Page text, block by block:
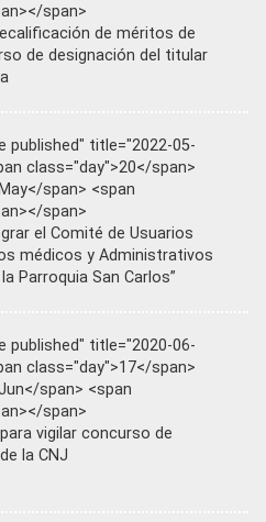
span>
de méritos de
de designación del titular
published" title="2022-05-
class="day">20</span>
span> <span
span>
el Comité de Usuarios
médicos y Administrativos
Parroquia San Carlos”
published" title="2020-06-
class="day">17</span>
span> <span
span>
vigilar concurso de
la CNJ